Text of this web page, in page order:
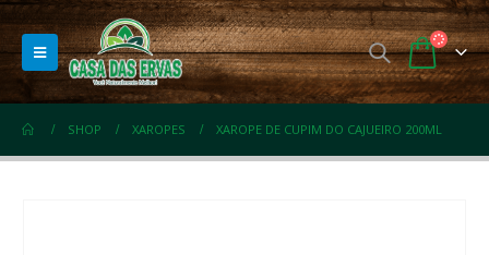
SHOP XAROPES XAROPE DE CUPIM DO CAJUEIRO 200ML